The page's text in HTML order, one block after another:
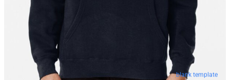
blank template